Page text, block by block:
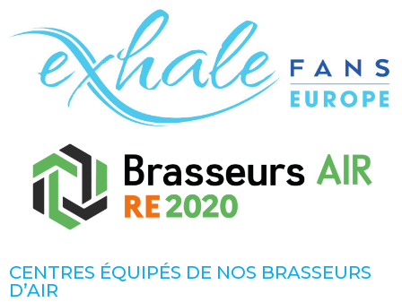
CENTRES ÉQUIPÉS DE NOS BRASSEURS
D’AIR